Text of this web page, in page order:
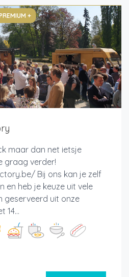
+
maar dan net ietsje
graag verder!
Bij ons kan je zelf
en heb je keuze uit vele
geserveerd uit onze
14...